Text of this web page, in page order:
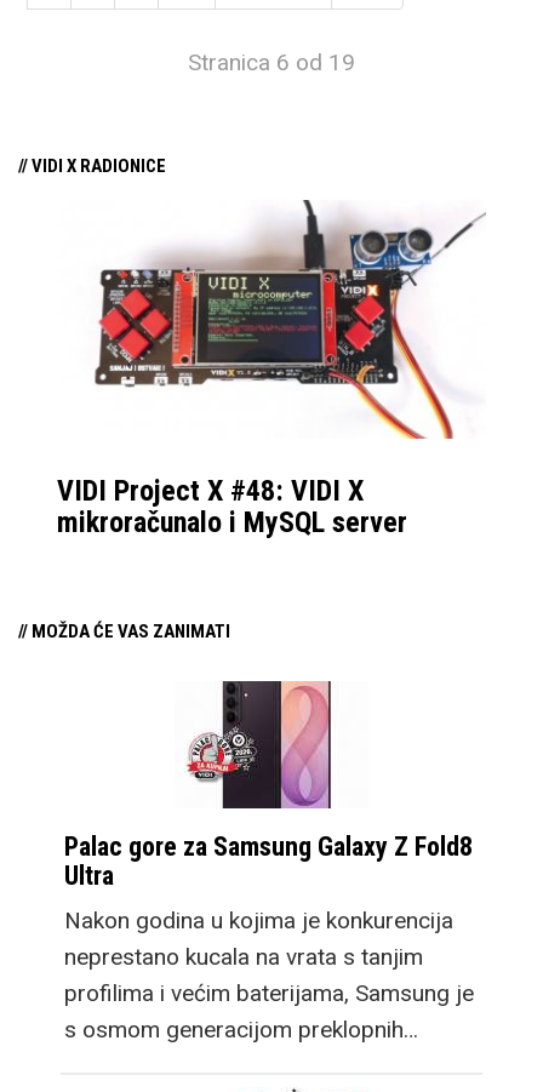
Stranica 6 od 19
// VIDI X RADIONICE
VIDI Project X #48: VIDI X
mikroračunalo i MySQL server
// MOŽDA ĆE VAS ZANIMATI
Palac gore za Samsung Galaxy Z Fold8
Ultra
Nakon godina u kojima je konkurencija
neprestano kucala na vrata s tanjim
profilima i većim baterijama, Samsung je
s osmom generacijom preklopnih…